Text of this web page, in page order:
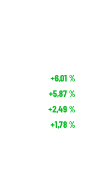
+6,01 %
+5,87%
+2,49%
+1,78%